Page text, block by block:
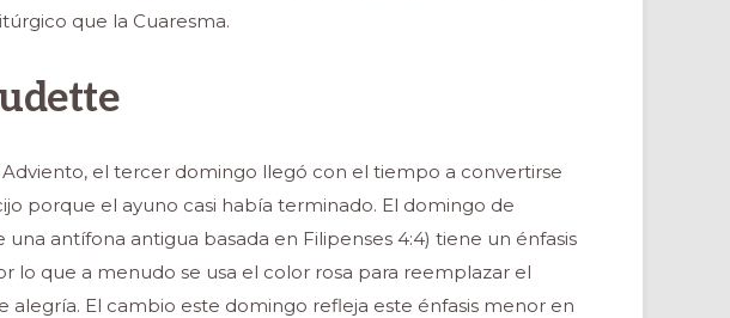
que la Cuaresma.
Adviento, el tercer domingo llegó con el tiempo a convertirse
porque el ayuno casi había terminado. El domingo de
una antífona antigua basada en Filipenses 4:4) tiene un énfasis
lo que a menudo se usa el color rosa para reemplazar el
alegría. El cambio este domingo refleja este énfasis menor en